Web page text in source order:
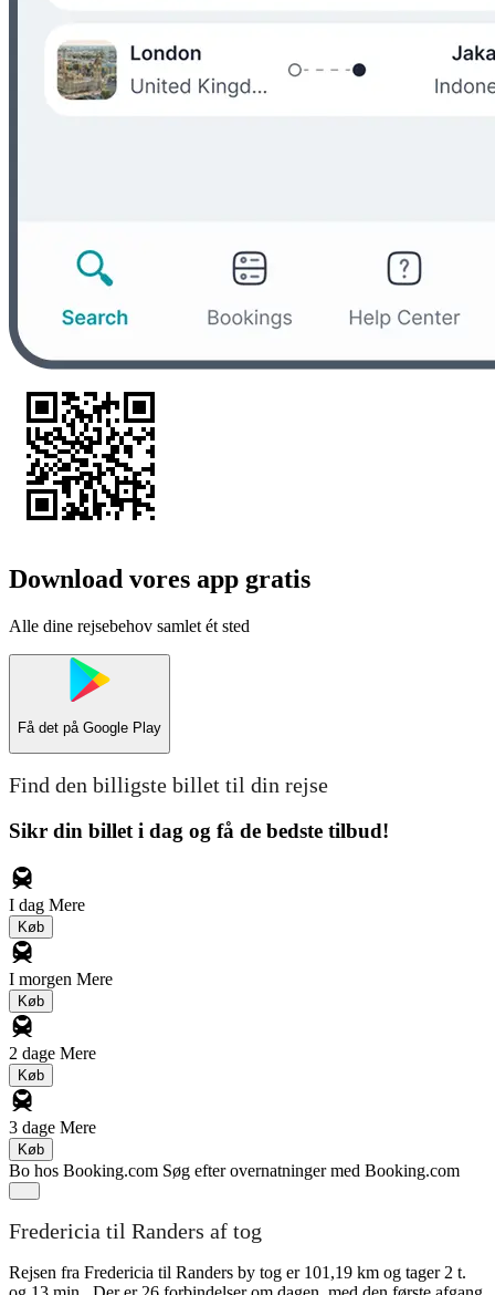
Download vores app gratis
Alle dine rejsebehov samlet ét sted
Få det på Google Play
Find den billigste billet til din rejse
Sikr din billet i dag og få de bedste tilbud!
I dag Mere
Køb
I morgen Mere
Køb
2 dage Mere
Køb
3 dage Mere
Køb
Bo hos Booking.com Søg efter overnatninger med Booking.com
Fredericia til Randers af tog
Rejsen fra Fredericia til Randers by tog er 101,19 km og tager 2 t.